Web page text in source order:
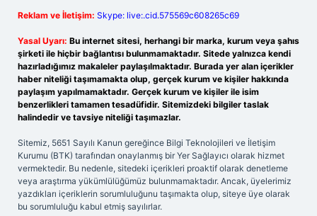
Reklam ve İletişim: Skype: live:.cid.575569c608265c69
Yasal Uyarı: Bu internet sitesi, herhangi bir marka, kurum veya şahıs
şirketi ile hiçbir bağlantısı bulunmamaktadır. Sitede yalnızca kendi
hazırladığımız makaleler paylaşılmaktadır. Burada yer alan içerikler
haber niteliği taşımamakta olup, gerçek kurum ve kişiler hakkında
paylaşım yapılmamaktadır. Gerçek kurum ve kişiler ile isim
benzerlikleri tamamen tesadüfidir. Sitemizdeki bilgiler taslak
halindedir ve tavsiye niteliği taşımazlar.
Sitemiz, 5651 Sayılı Kanun gereğince Bilgi Teknolojileri ve İletişim
Kurumu (BTK) tarafından onaylanmış bir Yer Sağlayıcı olarak hizmet
vermektedir. Bu nedenle, sitedeki içerikleri proaktif olarak denetleme
veya araştırma yükümlülüğümüz bulunmamaktadır. Ancak, üyelerimiz
yazdıkları içeriklerin sorumluluğunu taşımakta olup, siteye üye olarak
bu sorumluluğu kabul etmiş sayılırlar.